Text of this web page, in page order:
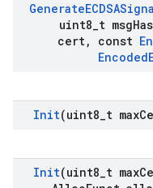
Generate
uint8 t msg
cert, const
Encoded
Init(uint8 t max
Init(uint8 t max